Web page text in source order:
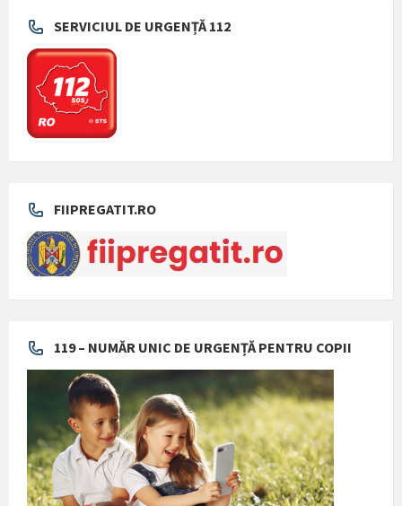
SERVICIUL DE URGENȚĂ 112
FIIPREGATIT.RO
119 – NUMĂR UNIC DE URGENȚĂ PENTRU COPII